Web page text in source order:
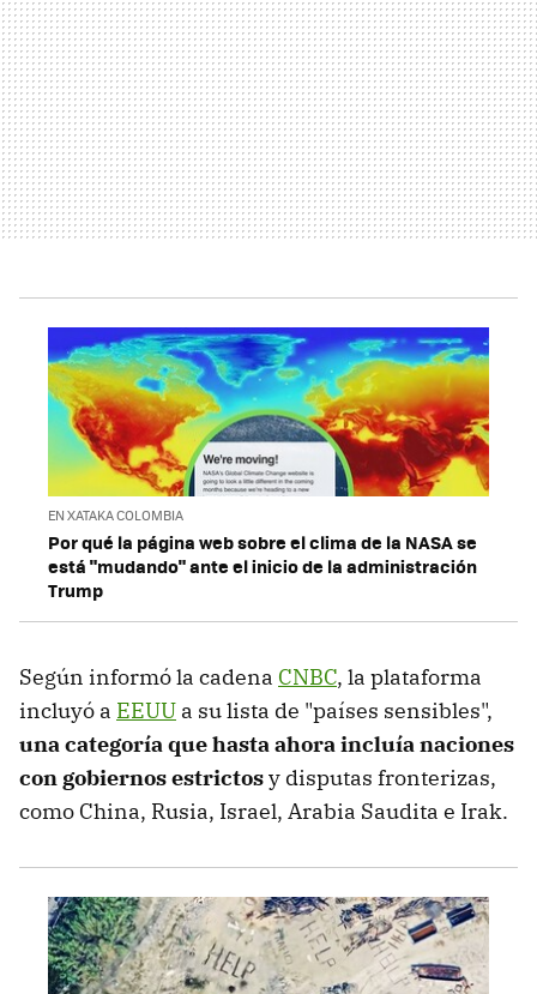
EN XATAKA COLOMBIA
Por qué la página web sobre el clima de la NASA se
está "mudando" ante el inicio de la administración
Trump
Según informó la cadena CNBC, la plataforma
incluyó a EEUU a su lista de "países sensibles",
una categoría que hasta ahora incluía naciones
con gobiernos estrictosy disputas fronterizas,
como China, Rusia, Israel, Arabia Saudita e Irak.